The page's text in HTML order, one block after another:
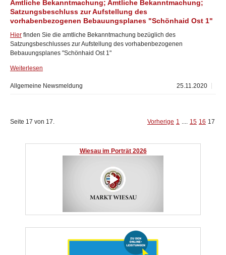
Amtliche Bekanntmachung; Amtliche Bekanntmachung;
Satzungsbeschluss zur Aufstellung des
vorhabenbezogenen Bebauungsplanes "Schönhaid Ost 1"
Hier finden Sie die amtliche Bekanntmachung bezüglich des
Satzungsbeschlusses zur Aufstellung des vorhabenbezogenen
Bebauungsplanes "Schönhaid Ost 1"
Weiterlesen
25.11.2020
Allgemeine Newsmeldung
Seite 17 von 17. Vorherige 1 .... 15 16 17
Wiesau im Porträt 2026